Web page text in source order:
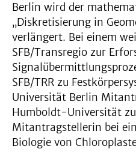
Berlin wird der
„Diskretisierung in
verlängert. Bei einem
SFB/Transregio zur
SFB/TRR zu
Universität Berlin
Humboldt-Universität
Mitantragstellerin bei
Biologie von